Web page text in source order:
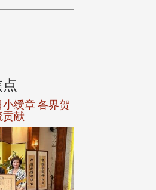
绶章 各界贺
贡献